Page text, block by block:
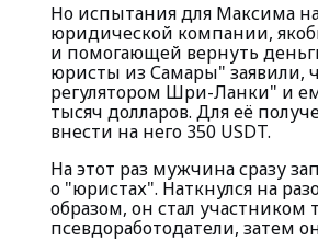
Но испытания для Максима
юридической компании,
и помогающей вернуть
юристы из Самары" заявили,
регулятором Шри-Ланки" и
тысяч долларов. Для её
внести на него 350 USDT.
На этот раз мужчина сразу
о "юристах". Наткнулся на
образом, он стал
псевдоработодатели, затем